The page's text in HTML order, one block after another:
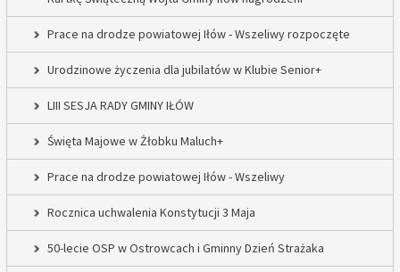
Prace na drodze powiatowej Iłów - Wszeliwy rozpoczęte
Urodzinowe życzenia dla jubilatów w Klubie Senior+
LIII SESJA RADY GMINY IŁÓW
Święta Majowe w Żłobku Maluch+
Prace na drodze powiatowej Iłów - Wszeliwy
Rocznica uchwalenia Konstytucji 3 Maja
50-lecie OSP w Ostrowcach i Gminny Dzień Strażaka